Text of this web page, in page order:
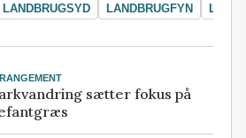
LANDBRUGSYD LANDBRUGFYN
sætter fokus på